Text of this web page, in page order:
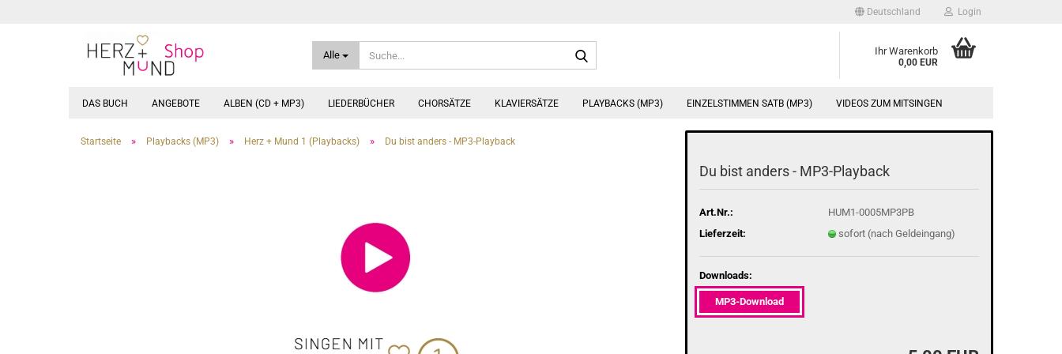
Deutschland Login
Alle Ihr Warenkorb
0,00 EUR
DAS BUCH ANGEBOTE ALBEN (CD + MP3) LIEDERBÜCHER CHORSÄTZE KLAVIERSÄTZE PLAYBACKS (MP3) EINZELSTIMMEN SATB (MP3) VIDEOS ZUM MITSINGEN
Startseite » Playbacks (MP3) » Herz + Mund 1 (Playbacks) » Du bist anders - MP3-Playback
Du bist an­ders - MP3-​Playback
Art.Nr.:
HUM1-0005MP3PB
Lieferzeit:
sofort (nach Geldeingang)
Downloads:
MP3-Download